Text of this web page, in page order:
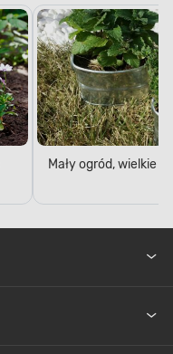
Mały ogród, wielkie